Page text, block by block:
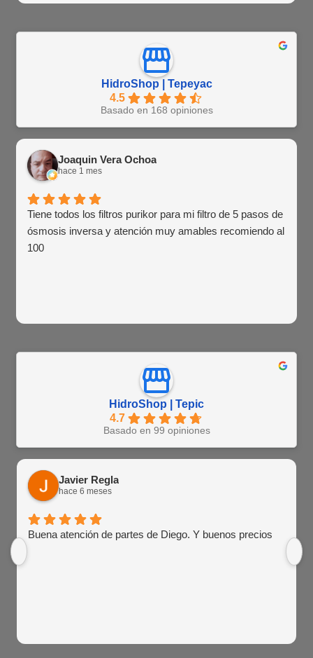
HidroShop | Tepeyac
4.5
Basado en 168 opiniones
Joaquin Vera Ochoa
hace 1 mes
Tiene todos los filtros purikor para mi filtro de 5 pasos de
ósmosis inversa y atención muy amables recomiendo al
100
HidroShop | Tepic
4.7
Basado en 99 opiniones
Javier Regla
hace 6 meses
Buena atención de partes de Diego. Y buenos precios